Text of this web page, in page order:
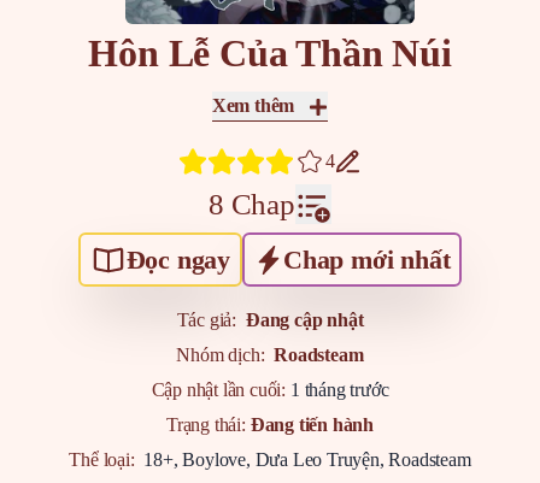
Hôn Lễ Của Thần Núi
Xem thêm
4
8 Chap
Đọc ngay Chap mới nhất
Tác giả: Đang cập nhật
Nhóm dịch: Roadsteam
Cập nhật lần cuối: 1 tháng trước
Trạng thái: Đang tiến hành
Thể loại: 18+,Boylove, Dưa Leo Truyện,Roadsteam